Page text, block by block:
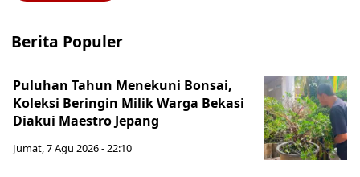
Berita Populer
Puluhan Tahun Menekuni Bonsai,
Koleksi Beringin Milik Warga Bekasi
Diakui Maestro Jepang
Jumat, 7 Agu 2026 - 22:10